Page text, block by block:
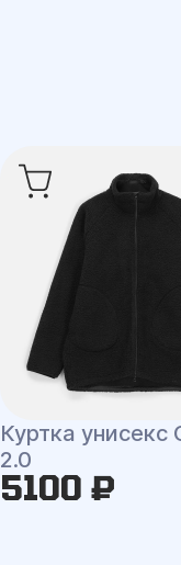
Куртка унисекс
2.0
5100 ₽